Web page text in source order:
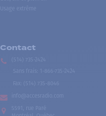
Usage extrême
Contact
(514) 735-2424
Sans frais
1-866-735-2424
Fax:
(514) 735-8046
info@accesradio.com
5591, rue Paré